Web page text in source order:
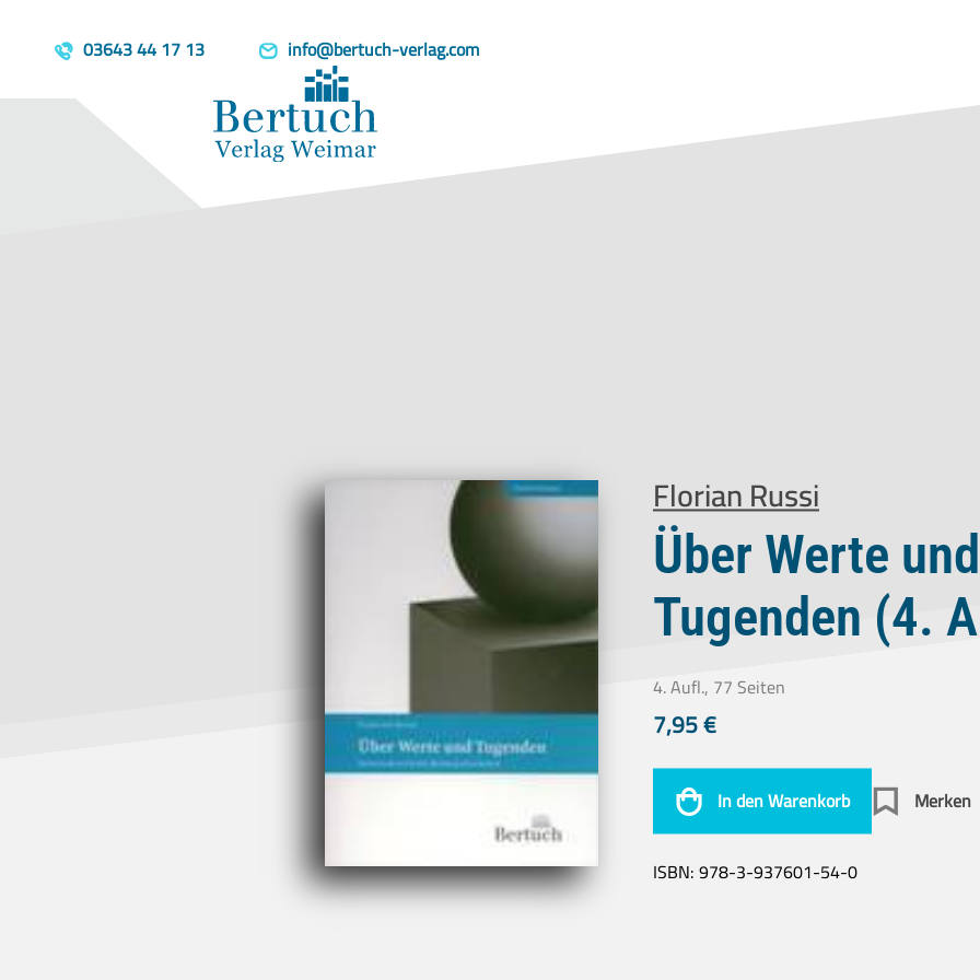
03643 44 17 13 info@bertuch-verlag.com
template=book, parent=/produkte/, include=hidden, book_persons.person.id=16712
Florian Russi
Über Werte und
Tugenden (4.
4. Aufl., 77 Seiten
7,95€
In den Warenkorb Merken
ISBN:978-3-937601-54-0